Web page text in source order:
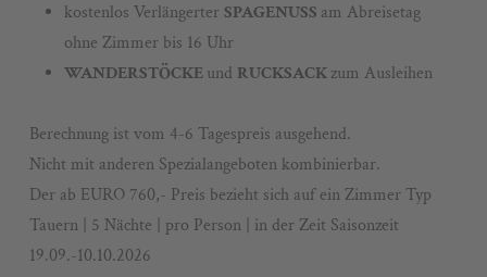
kostenlos VerlängerterSPAGENUSS am Abreisetag
ohne Zimmer bis 16 Uhr
WANDERSTÖCKEund RUCKSACKzum Ausleihen
Berechnung ist vom 4-6 Tagespreis ausgehend.
Nicht mit anderen Spezialangeboten kombinierbar.
Der ab EURO 760,- Preis bezieht sich auf ein Zimmer Typ
Tauern | 5 Nächte | pro Person | in der Zeit Saisonzeit
19.09.-10.10.2026